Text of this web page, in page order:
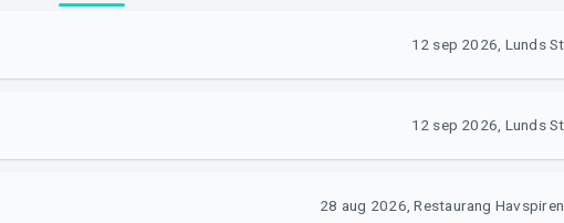
12 sep 2026, Lunds
12 sep 2026, Lunds
28 aug 2026, Restaurang